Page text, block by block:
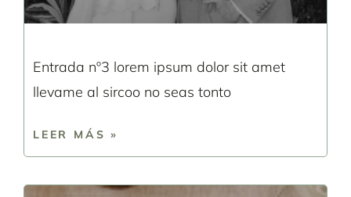
Entrada nº3 lorem ipsum dolor sit amet
llevame al sircoo no seas tonto
LEER MÁS »